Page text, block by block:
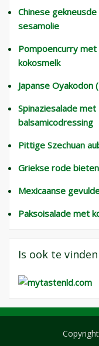
Chinese
sesamolie
Pompoencurry
kokosmelk
Japanse
Spinaziesalade
balsamicodressing
Pittige Szechuan
Griekse rode
Mexicaanse
Paksoisalade met
Is ook te